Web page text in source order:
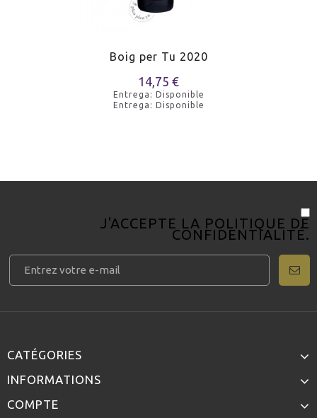
Boig per Tu 2020
14,75 €
Entrega: Disponible
Entrega: Disponible
J'ACCEPTE LA POLITIQUE DE
CONFIDENTIALITÉ.
CATÉGORIES
INFORMATIONS
COMPTE